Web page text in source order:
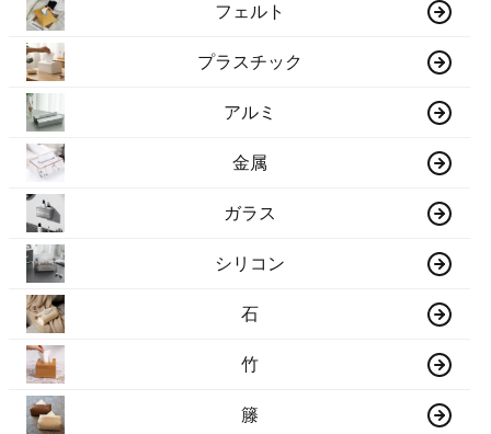
フェルト
プラスチック
アルミ
金属
ガラス
シリコン
石
竹
籐